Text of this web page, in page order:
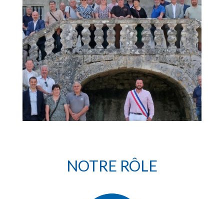
NOTRE RÔLE